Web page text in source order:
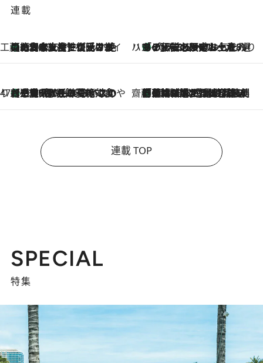
連載
工藤まやのおもてなしハワイ
2026.8.6
【ハワイ土産】ローカルの絶大な支持で復活！ 絶品の幻クッキー《元ファンの日本人女性が受け継いだ名店》 ハワイ賢者 リサのお気に入りリスト2026.8.6
あの伝説の限定トートも！ リニューアルした「ディーン＆デルーカ ハワイ」で必須のお土産8選
47都道府県の手みやげ ひんやりスイーツで夏を満喫
2026.8.6
【三重県】この夏絶対食べたい 冷やしておいしいおやつ3選 お餅×アイスの新感覚スイーツ 齋藤 薫 美容脳ルネサンス
2026.8.6
「荷物が増えるほど旅ストレスは増す」美容ジャーナリストがたどり着いた最終結論。“化粧品を劇的に減らす”感動の凝縮美容とは
連載 TOP
SPECIAL
特集